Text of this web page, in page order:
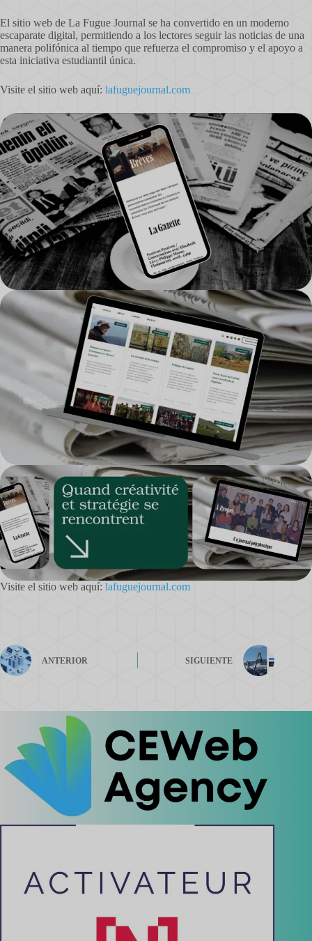
El sitio web de La Fugue Journal se ha convertido en un moderno
escaparate digital, permitiendo a los lectores seguir las noticias de una
manera polifónica al tiempo que refuerza el compromiso y el apoyo a
esta iniciativa estudiantil única.
Visite el sitio web aquí: lafuguejournal.com
Visite el sitio web aquí: lafuguejournal.com
ANTERIOR SIGUIENTE